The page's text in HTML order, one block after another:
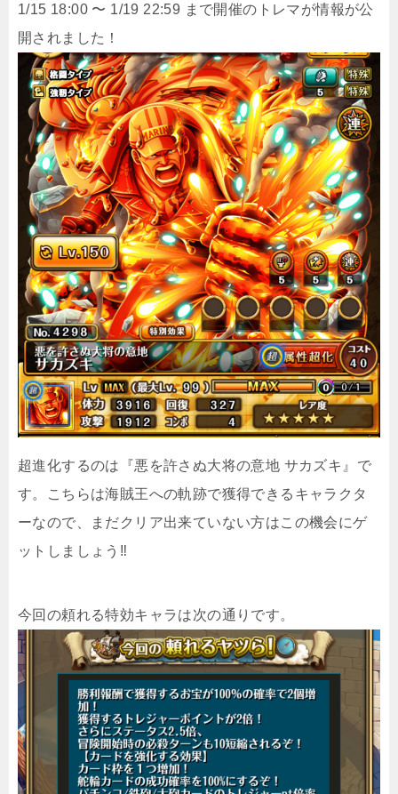
1/15 18:00 〜 1/19 22:59 まで開催のトレマが情報が公
開されました！
超進化するのは『悪を許さぬ大将の意地 サカズキ』で
す。こちらは海賊王への軌跡で獲得できるキャラクタ
ーなので、まだクリア出来ていない方はこの機会にゲ
ットしましょう‼︎
今回の頼れる特効キャラは次の通りです。